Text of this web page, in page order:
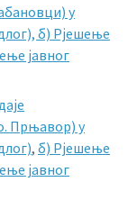
у
б) Рјешење
јавног
Прњавор) у
, б) Рјешење
јавног